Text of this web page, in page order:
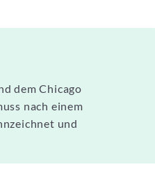
dem Chicago
nach einem
und